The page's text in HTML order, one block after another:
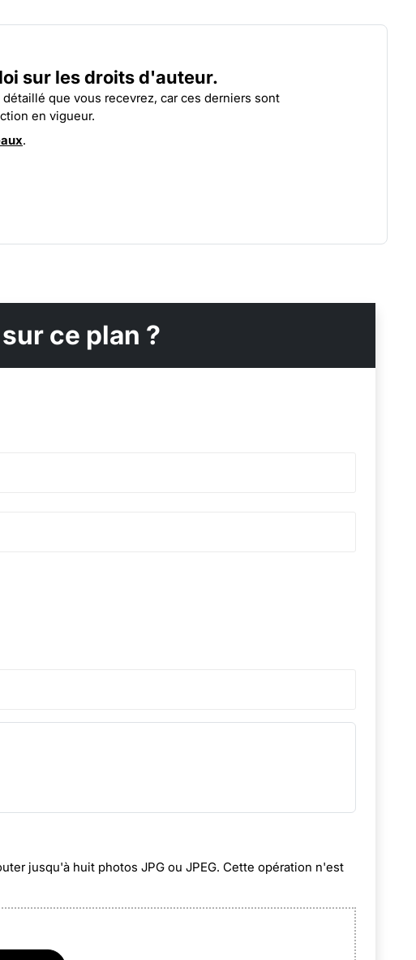
loi sur les droits d'auteur.
que vous recevrez, car ces derniers sont
en vigueur.
.
ce plan ?
jusqu'à huit photos JPG ou JPEG. Cette opération n'est